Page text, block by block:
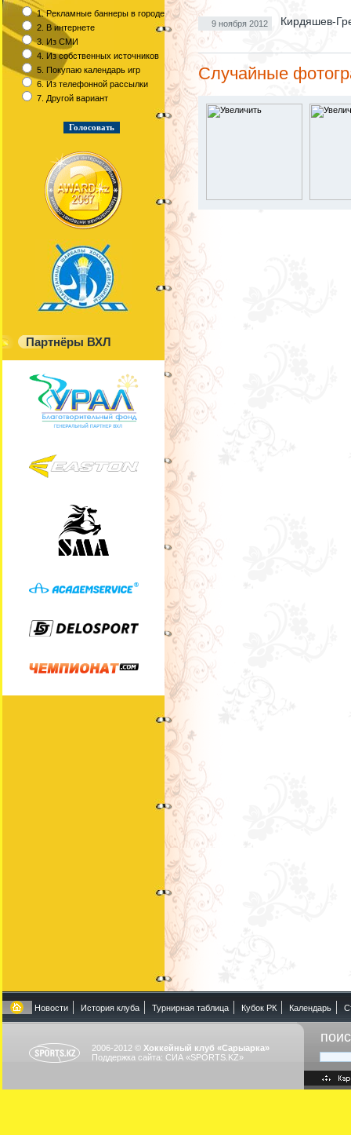
1. Рекламные баннеры в городе
2. В интернете
3. Из СМИ
4. Из собственных источников
5. Покупаю календарь игр
6. Из телефонной рассылки
7. Другой вариант
Партнёры ВХЛ
9 ноября 2012 Кирдяшев-
Случайные
Новости История клуба Турнирная таблица Кубок РК Календарь
2006-2012 © Хоккейный клуб «Сарыарка»
Поддержка сайта: СИА «SPORTS.KZ»